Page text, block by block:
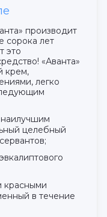
производит
сорока лет
это
«Аванта»
крем,
легко
наилучшим
целебный
красными
в течение